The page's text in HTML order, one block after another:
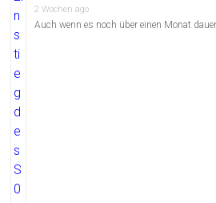
2 Wochen ago
Auch wenn es noch über einen Monat